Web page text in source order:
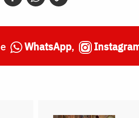
WhatsApp,